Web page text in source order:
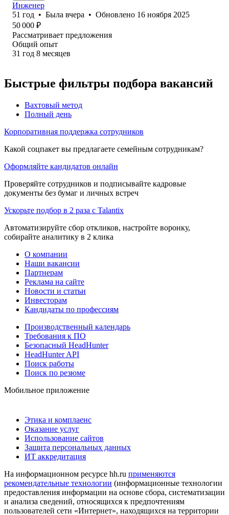
Инженер
51 год • Была вчера • Обновлено 16 ноября 2025
50 000 ₽
Рассматривает предложения
Общий опыт
31 год 8 месяцев
Быстрые фильтры подбора вакансий
Вахтовый метод
Полный день
Корпоративная поддержка сотрудников
Какой соцпакет вы предлагаете семейным сотрудникам?
Оформляйте кандидатов онлайн
Проверяйте сотрудников и подписывайте кадровые
документы без бумаг и личных встреч
Ускорьте подбор в 2 раза с Talantix
Автоматизируйте сбор откликов, настройте воронку,
собирайте аналитику в 2 клика
О компании
Наши вакансии
Партнерам
Реклама на сайте
Новости и статьи
Инвесторам
Кандидаты по профессиям
Производственный календарь
Требования к ПО
Безопасный HeadHunter
HeadHunter API
Поиск работы
Поиск по резюме
Мобильное приложение
Этика и комплаенс
Оказание услуг
Использование сайтов
Защита персональных данных
ИТ аккредитация
На информационном ресурсе hh.ru применяются
рекомендательные технологии (информационные технологии
предоставления информации на основе сбора, систематизации
и анализа сведений, относящихся к предпочтениям
пользователей сети «Интернет», находящихся на территории